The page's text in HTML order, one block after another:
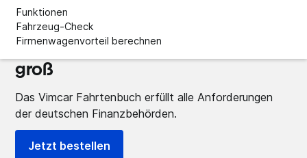
Funktionen
Fahrzeug-Check
Firmenwagenvorteil berechnen
Wir schreiben Rechtssicherheit
groß
Das Vimcar Fahrtenbuch erfüllt alle Anforderungen
der deutschen Finanzbehörden.
Jetzt bestellen